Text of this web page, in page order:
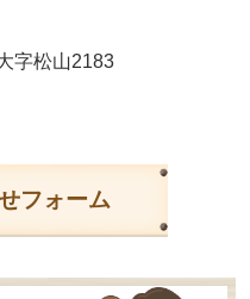
字松山2183
フォーム